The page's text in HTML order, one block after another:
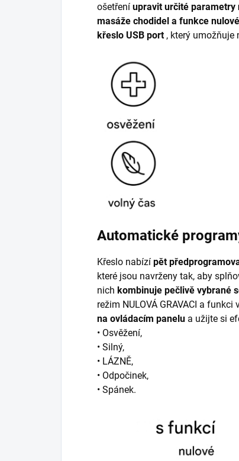
ošetření upravit určité parametry
masáže chodidel a funkce
křeslo USB port , který umožňuje
Automatické
Křeslo nabízí pět
které jsou navrženy tak, aby
nich kombinuje pečlivě vybrané
režim NULOVÁ GRAVACI a
na ovládacím panelu a užijte si
• Osvěžení,
• Silný,
• LÁZNĚ,
• Odpočinek,
• Spánek.